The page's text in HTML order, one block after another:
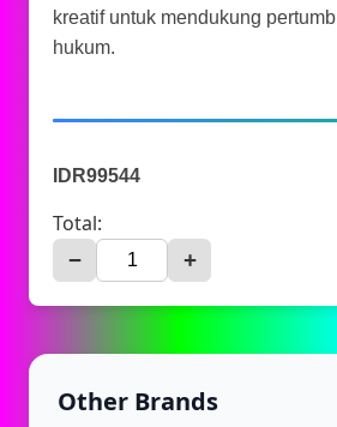
kreatif untuk mendukung
hukum.
IDR99544
Total:
− +
Other Brands